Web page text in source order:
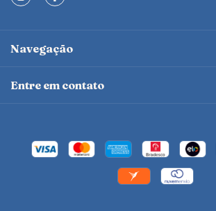
Navegação
Entre em contato